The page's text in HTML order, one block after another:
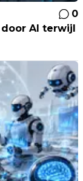
0
AI terwijl